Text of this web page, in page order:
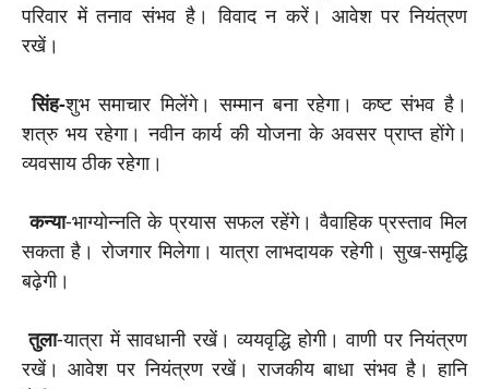
परिवार में तनाव संभव है। विवाद न करें। आवेश पर नियंत्रण
रखें।
सिंह-शुभ समाचार मिलेंगे। सम्मान बना रहेगा। कष्ट संभव है।
शत्रु भय रहेगा। नवीन कार्य की योजना के अवसर प्राप्त होंगे।
व्यवसाय ठीक रहेगा।
कन्या-भाग्योन्नति के प्रयास सफल रहेंगे। वै‍वाहिक प्रस्ताव मिल
सकता है। रोजगार मिलेगा। यात्रा लाभदायक रहेगी। सुख-समृद्धि
बढ़ेगी।
तुला-यात्रा में सावधानी रखें। व्ययवृद्धि होगी। वाणी पर नियंत्रण
रखें। आवेश पर नियंत्रण रखें। राजकीय बाधा संभव है। हानि